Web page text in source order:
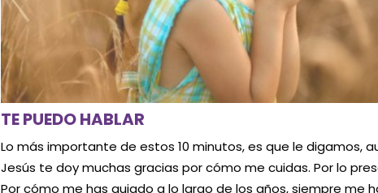
TE PUEDO HABLAR
Lo más importante de estos 10 minutos, es que le digamos,
Jesús te doy muchas gracias por cómo me cuidas. Por lo
Por cómo me has guiado a lo largo de los años, siempre me